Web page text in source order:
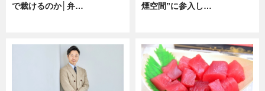
で裁けるのか│弁…
煙空間”に参入し…